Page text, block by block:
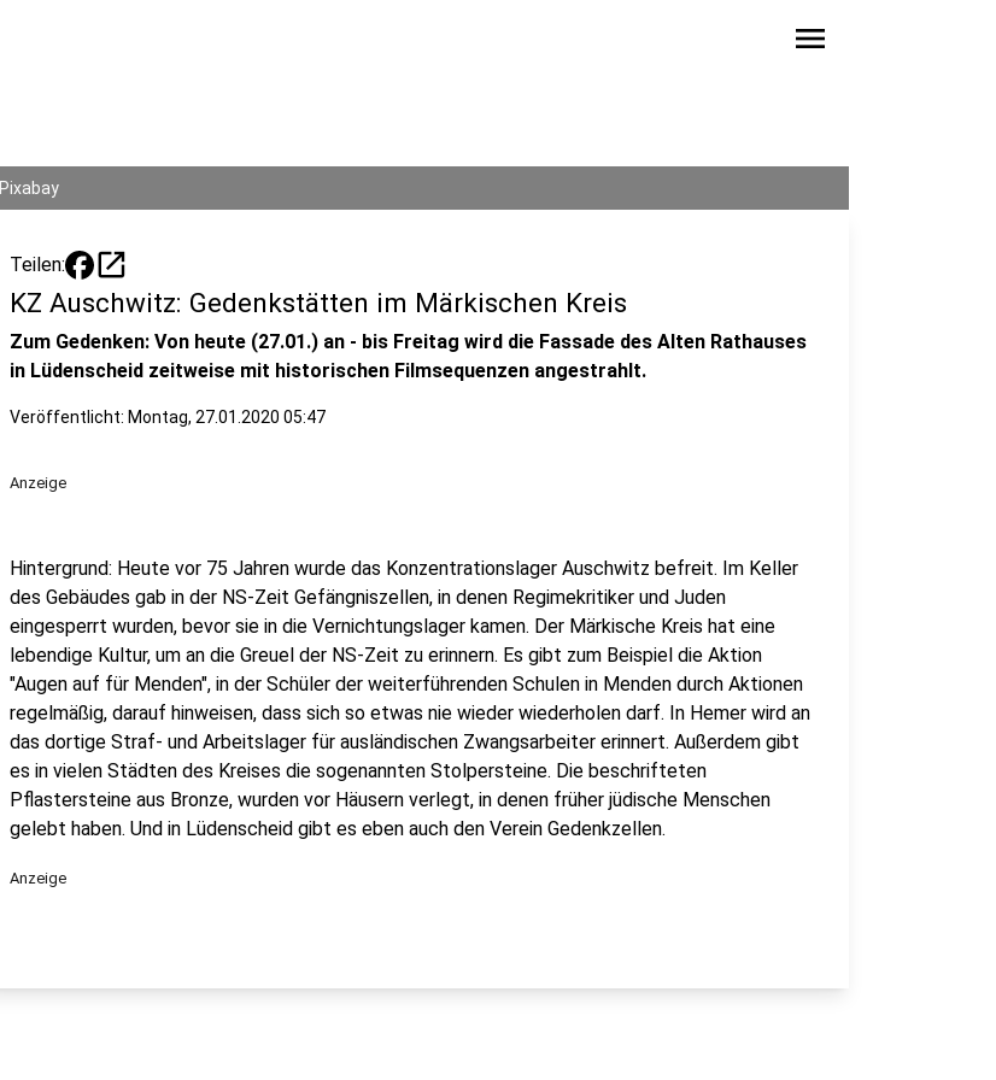
menu
Pixabay
Teilen: open_in_new
KZ Auschwitz: Gedenkstätten im Märkischen Kreis
Zum Gedenken: Von heute (27.01.) an - bis Freitag wird die Fassade des Alten Rathauses
in Lüdenscheid zeitweise mit historischen Filmsequenzen angestrahlt.
Veröffentlicht: Montag, 27.01.2020 05:47
Anzeige
Hintergrund: Heute vor 75 Jahren wurde das Konzentrationslager Auschwitz befreit. Im Keller
des Gebäudes gab in der NS-Zeit Gefängniszellen, in denen Regimekritiker und Juden
eingesperrt wurden, bevor sie in die Vernichtungslager kamen. Der Märkische Kreis hat eine
lebendige Kultur, um an die Greuel der NS-Zeit zu erinnern. Es gibt zum Beispiel die Aktion
"Augen auf für Menden", in der Schüler der weiterführenden Schulen in Menden durch Aktionen
regelmäßig, darauf hinweisen, dass sich so etwas nie wieder wiederholen darf. In Hemer wird an
das dortige Straf- und Arbeitslager für ausländischen Zwangsarbeiter erinnert. Außerdem gibt
es in vielen Städten des Kreises die sogenannten Stolpersteine. Die beschrifteten
Pflastersteine aus Bronze, wurden vor Häusern verlegt, in denen früher jüdische Menschen
gelebt haben. Und in Lüdenscheid gibt es eben auch den Verein Gedenkzellen.
Anzeige